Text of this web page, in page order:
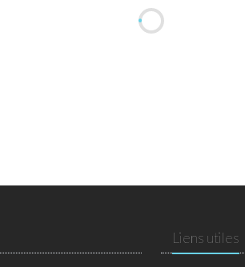
Liens utiles